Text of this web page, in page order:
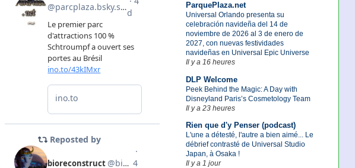
ParquePlaza.net
Universal Orlando presenta su
celebración navideña del 14 de
noviembre de 2026 al 3 de enero de
2027, con nuevas festividades
navideñas en Universal Epic Universe
Il y a 16 heures
DLP Welcome
Peek Behind the Magic: A Day with
Disneyland Paris’s Cosmetology Team
Il y a 23 heures
Rien que d'y Penser (podcast)
L'une a détesté, l'autre a bien aimé... Le
débrief contrasté de Universal Studio
Japan, à Osaka !
Il y a 1 jour